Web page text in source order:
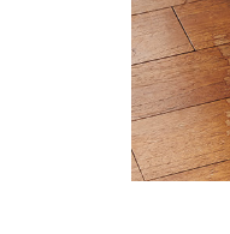
シャツワンピース
スリッパ／ルームシューズ
防災･防犯用品
和のインテリア小物